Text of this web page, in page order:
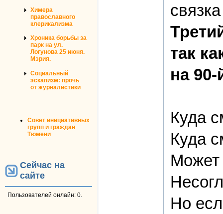
Химера
православного
клерикализма
Хроника борьбы за
парк на ул.
Логунова 25 июня.
Мэрия.
Социальный
эскапизм: прочь
от журналистики
Совет инициативных
групп и граждан
Тюмени
Сейчас на
сайте
Пользователей онлайн: 0.
так
на
Куда
Куда
Может
Но